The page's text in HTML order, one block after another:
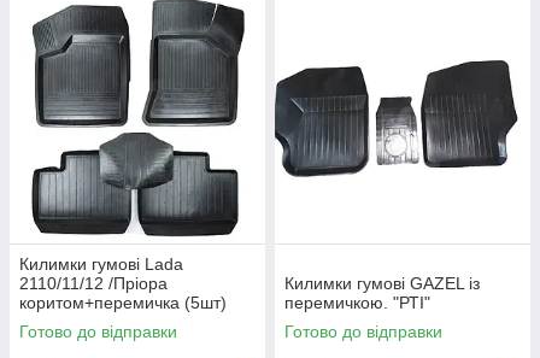
Килимки гумові Lada
2110/11/12 /Пріора
коритом+перемичка (5шт)
"Дубно"
Готово до відправки
Килимки гумові GAZEL із
перемичкою. "РТІ"
Готово до відправки